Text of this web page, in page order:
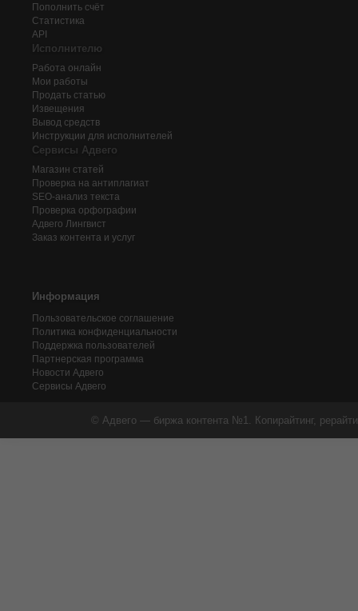
Пополнить счёт
Статистика
API
Исполнителю
Работа онлайн
Мои работы
Продать статью
Извещения
Вывод средств
Инструкции для исполнителей
Сервисы Адвего
Магазин статей
Проверка на антиплагиат
SEO-анализ текста
Проверка орфографии
Адвего Лингвист
Заказ контента и услуг
Информация
Пользовательское соглашение
Политика конфиденциальности
Поддержка пользователей
Партнерская программа
Новости Адвего
Сервисы Адвего
© Адвего — биржа контента №1. Копирайтинг,